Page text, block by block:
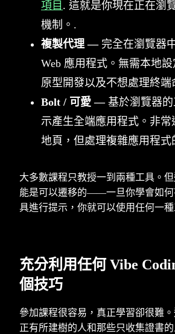
項目 . 這就是你現在正在瀏
機制。.
複製代理 —完全在瀏覽器
Web 應用程式。無需本地
原型開發以及不想處理終
Bolt / 可愛 —基於瀏覽器的
示產生全端應用程式。非常
地頁，但處理複雜應用程式
大多數課程只教授一到兩種工具。
能是可以遷移的——一旦你學會如何
具進行提示，你就可以使用任何一
充分利用任何 Vibe
個技巧
參加課程很容易，真正學習卻很難
正有所建樹的人和那些只收集證書